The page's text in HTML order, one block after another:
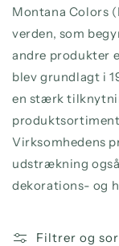
Montana Colors
verden, som
andre produkter
blev grundlagt i
en stærk
Virksomhedens
udstrækning
dekorations- og
Filtrer og